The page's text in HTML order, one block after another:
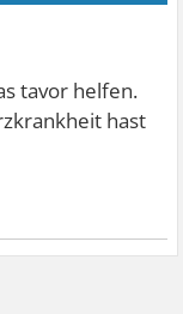
tavor helfen.
hast